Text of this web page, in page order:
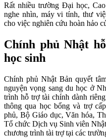
Rất nhiều trường Đại học,
nghe nhìn, máy vi tính, thư
cho việc nghiên cứu hoàn hảo
Chính phủ Nhật
học sinh
Chính phủ Nhật Bản quyết
nguyện vọng sang du học ở
trình hỗ trợ tài chính dành
thông qua học bổng và trợ
phủ, Bộ Giáo dục, Văn hóa,
Tổ chức Dịch vụ Sinh viên
chương trình tài trợ tại các